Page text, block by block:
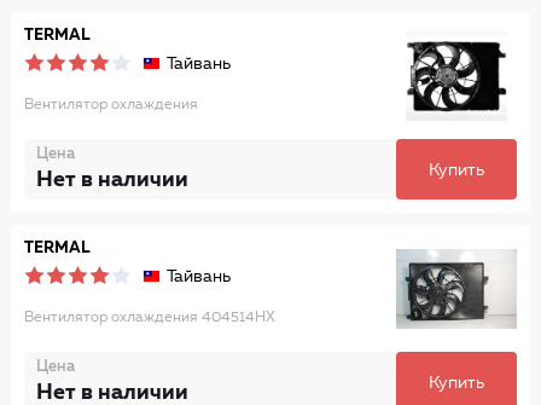
TERMAL
Тайвань
Вентилятор охлаждения
Цена
Нет в наличии Купить
TERMAL
Тайвань
Вентилятор охлаждения 404514HX
Цена
Нет в наличии Купить